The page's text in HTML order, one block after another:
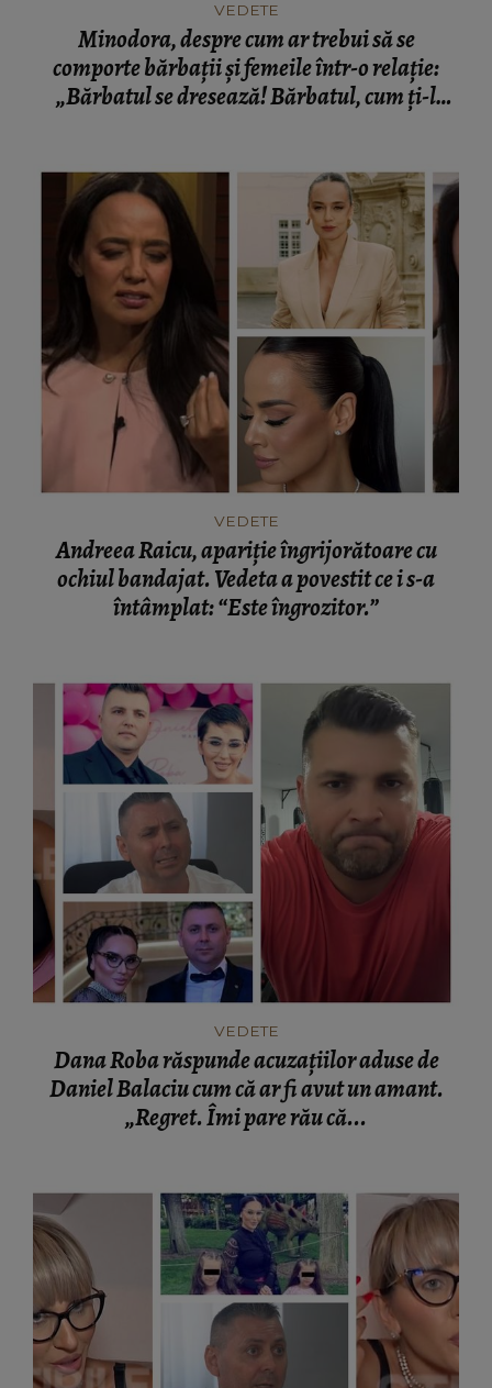
VEDETE
Minodora, despre cum ar trebui să se
comporte bărbații și femeile într-o relație:
„Bărbatul se dresează! Bărbatul, cum ți-l
VEDETE
Andreea Raicu, apariție îngrijorătoare cu
ochiul bandajat. Vedeta a povestit ce i s-a
întâmplat: “Este îngrozitor.”
VEDETE
Dana Roba răspunde acuzațiilor aduse de
Daniel Balaciu cum că ar fi avut un amant.
„Regret. Îmi pare rău că...